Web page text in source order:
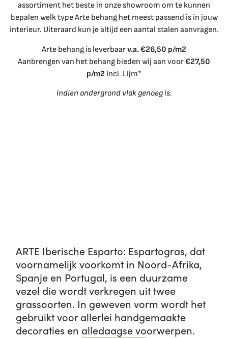
assortiment het beste in onze showroom om te kunnen
bepalen welk type Arte behang het meest passend is in jouw
interieur. Uiteraard kun je altijd een aantal stalen aanvragen.
Arte behang is leverbaarv.a. €26,50 p/m2
Aanbrengen van het behang bieden wij aan voor€27,50
p/m2 Incl. Lijm*
Indien ondergrond vlak genoeg is.
ARTE Iberische Esparto: Espartogras, dat
voornamelijk voorkomt in Noord-Afrika,
Spanje en Portugal, is een duurzame
vezel die wordt verkregen uit twee
grassoorten. In geweven vorm wordt het
gebruikt voor allerlei handgemaakte
decoraties en alledaagse voorwerpen.